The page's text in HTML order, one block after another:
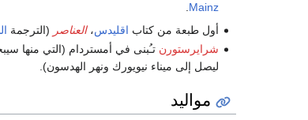
Mainz
.
أول طبعة من كتاب اقليدس،العناصر (الترجمة
شرايرستورن تـُبنى في أمستردام (التي منها
ليصل إلى ميناء نيويورك ونهر الهدسون).
مواليد